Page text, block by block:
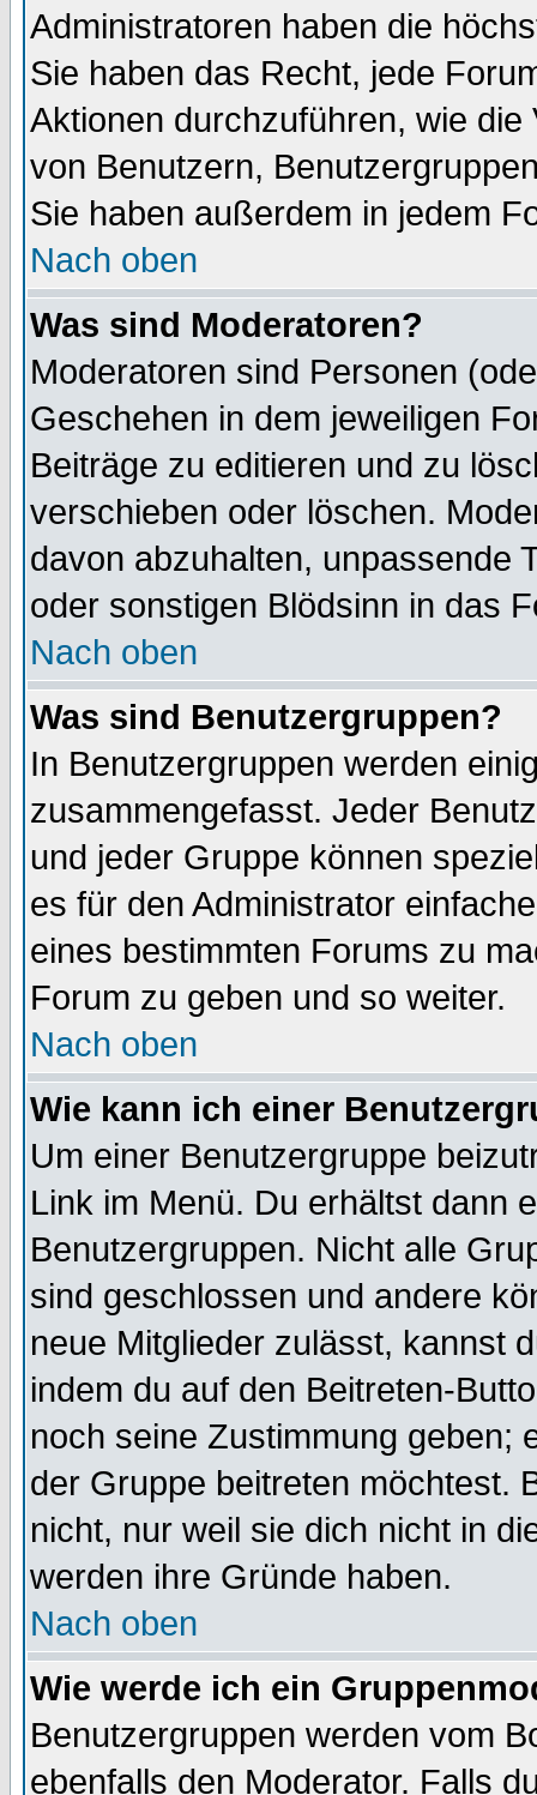
Administratoren haben die
Sie haben das Recht, jede
Aktionen durchzuführen, wie
von Benutzern,
Sie haben außerdem in jedem
Nach oben
Was sind Moderatoren?
Moderatoren sind Personen
Geschehen in dem jeweiligen
Beiträge zu editieren und zu
verschieben oder löschen.
davon abzuhalten, unpassende
oder sonstigen Blödsinn in das
Nach oben
Was sind Benutzergruppen?
In Benutzergruppen werden
zusammengefasst. Jeder
und jeder Gruppe können
es für den Administrator
eines bestimmten Forums zu
Forum zu geben und so weiter.
Nach oben
Wie kann ich einer
Um einer Benutzergruppe
Link im Menü. Du erhältst dann
Benutzergruppen. Nicht alle
sind geschlossen und andere
neue Mitglieder zulässt, kannst
indem du auf den Beitreten-
noch seine Zustimmung geben;
der Gruppe beitreten möchtest.
nicht, nur weil sie dich nicht in
werden ihre Gründe haben.
Nach oben
Wie werde ich ein
Benutzergruppen werden vom
ebenfalls den Moderator. Falls